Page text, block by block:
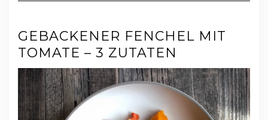
GEBACKENER FENCHEL MIT
TOMATE – 3 ZUTATEN